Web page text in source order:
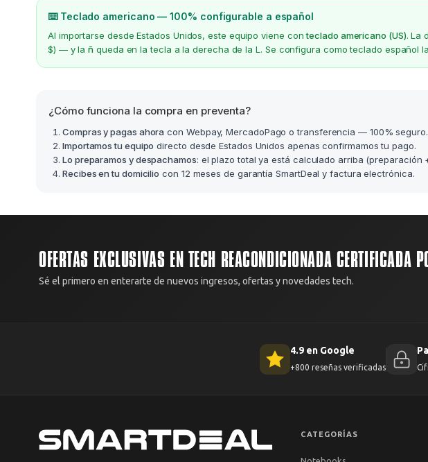
⌨️ Teclado americano — 100% configurable a español
Al importarse desde Estados Unidos, este equipo viene conteclado americano (US). La
$) — y lañ queda en la tecla a la derecha de la L. Se configura como teclado español
¿Cómo funciona la compra en preventa?
Compras y pagas ahora con Webpay, MercadoPago o transferencia — 100% seguro.
Importamos tu equipo directo desde Estados Unidos apenas confirmamos tu pago.
Lo preparamos y despachamos: el plazo total ya está calculado arriba
Recibes en tu domicilio con 12 meses de garantía SmartDeal y factura electrónica.
OFERTAS EXCLUSIVAS EN TECH REACONDICIONADA CERTIFICADA
Sé el primero en enterarte de nuevos ingresos, ofertas y novedades tech.
4.9 en Google
+800 reseñas verificadas
CATEGORÍAS